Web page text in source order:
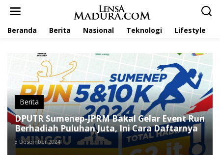
Beranda Berita Nasional Teknologi Lifestyle
Berita
DPUTR Sumenep-JPRM Bakal Gelar Event Run
Berhadiah Puluhan Juta, Ini Cara Daftarnya
3 Desember 2024